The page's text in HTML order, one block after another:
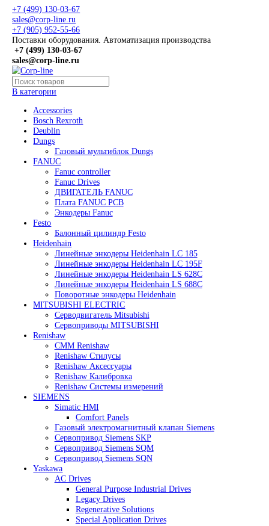
+7 (499) 130-03-67
sales@corp-line.ru
+7 (905) 952-55-66
Поставки оборудования. Автоматизация производства
+7 (499)130-03-67
sales@corp-line.ru
Accessories
Bosch Rexroth
Deublin
Dungs
Газовый мультиблок Dungs
FANUC
Fanuc controller
Fanuc Drives
ДВИГАТЕЛЬ FANUC
Плата FANUC PCB
Энкодеры Fanuc
Festo
Балонный цилиндр Festo
Heidenhain
Линейные энкодеры Heidenhain LC 185
Линейные энкодеры Heidenhain LC 195F
Линейные энкодеры Heidenhain LS 628C
Линейные энкодеры Heidenhain LS 688C
Поворотные энкодеры Heidenhain
MITSUBISHI ELECTRIC
Серводвигатель Mitsubishi
Сервоприводы MITSUBISHI
Renishaw
CMM Renishaw
Renishaw Cтилусы
Renishaw Аксессуары
Renishaw Калибровка
Renishaw Системы измерений
SIEMENS
Simatic HMI
Газовый электромагнитный клапан Siemens
Сервопривод Siemens SKP
Сервопривод Siemens SQM
Сервопривод Siemens SQN